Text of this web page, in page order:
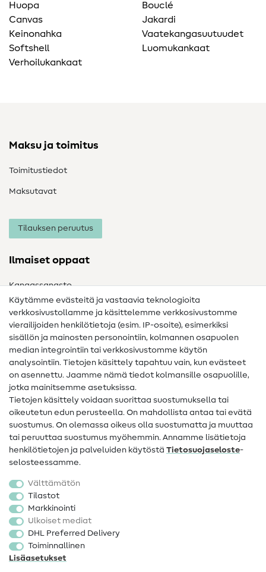
Huopa
Canvas
Keinonahka
Softshell
Verhoilukankaat
Bouclé
Jakardi
Vaatekangasuutuudet
Luomukankaat
Maksu ja toimitus
Toimitustiedot
Maksutavat
Tilauksen peruutus
Ilmaiset oppaat
Kangassanasto
Ompelusanasto
Ompeluohjeet
Apua ja yhteystiedot
Yhteystiedot
Tietoa omistajanvaihdoksesta
Peruutusoikeus
Suosittu
Kankaat
Ompelutarvikkeet
Ale
Käytämme evästeitä ja vastaavia teknologioita
verkkosivustollamme ja käsittelemme verkkosivustomme
vierailijoiden henkilötietoja (esim. IP-osoite), esimerkiksi
sisällön ja mainosten personointiin, kolmannen osapuolen
median integrointiin tai verkkosivustomme käytön
analysointiin. Tietojen käsittely tapahtuu vain, kun evästeet
on asennettu. Jaamme nämä tiedot kolmansille osapuolille,
jotka mainitsemme asetuksissa.
Tietojen käsittely voidaan suorittaa suostumuksella tai
oikeutetun edun perusteella. On mahdollista antaa tai evätä
suostumus. On olemassa oikeus olla suostumatta ja muuttaa
tai peruuttaa suostumus myöhemmin. Annamme lisätietoja
henkilötietojen ja palveluiden käytöstä Tietosuojaseloste-
selosteessamme.
Välttämätön
Tilastot
Markkinointi
Ulkoiset mediat
DHL Preferred Delivery
Toiminnallinen
Lisäasetukset